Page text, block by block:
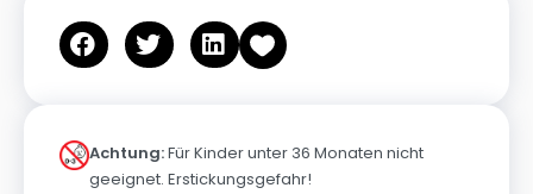
Achtung:Für Kinder unter 36 Monaten nicht
geeignet. Erstickungsgefahr!